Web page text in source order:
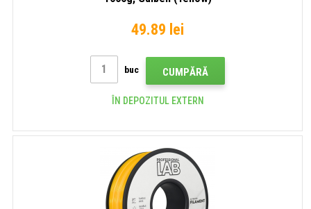
49.89 lei
buc CUMPĂRĂ
ÎN DEPOZITUL EXTERN